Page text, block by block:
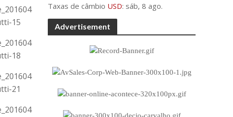
Taxas de câmbio USD: sáb, 8 ago.
Advertisement